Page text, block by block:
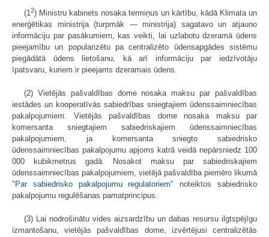
(12) Ministru kabinets nosaka termiņus un kārtību, kādā Klimata un
enerģētikas ministrija (turpmāk — ministrija) sagatavo un atjauno
informāciju par pasākumiem, kas veikti, lai uzlabotu dzeramā ūdens
pieejamību un popularizētu pa centralizēto ūdensapgādes sistēmu
piegādātā ūdens lietošanu, kā arī informāciju par iedzīvotāju
īpatsvaru, kuriem ir pieejams dzeramais ūdens.
(2) Vietējās pašvaldības dome nosaka maksu par pašvaldības
iestādes un kooperatīvās sabiedrības sniegtajiem ūdenssaimniecības
pakalpojumiem. Vietējās pašvaldības dome nosaka maksu par
komersanta sniegtajiem sabiedriskajiem ūdenssaimniecības
pakalpojumiem, ja komersanta sniegto sabiedrisko
ūdenssaimniecības pakalpojumu apjoms katrā veidā nepārsniedz 100
000 kubikmetrus gadā. Nosakot maksu par sabiedriskajiem
ūdenssaimniecības pakalpojumiem, vietējā pašvaldība piemēro likumā
" Par sabiedrisko pakalpojumu regulatoriem" noteiktos sabiedrisko
pakalpojumu regulēšanas pamatprincipus.
(3) Lai nodrošinātu vides aizsardzību un dabas resursu ilgtspējīgu
izmantošanu, vietējās pašvaldības dome, izvērtējusi centralizētās